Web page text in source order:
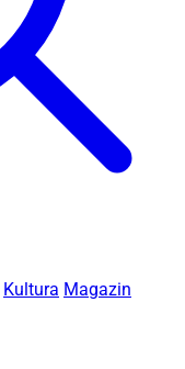
Kultura Magazin